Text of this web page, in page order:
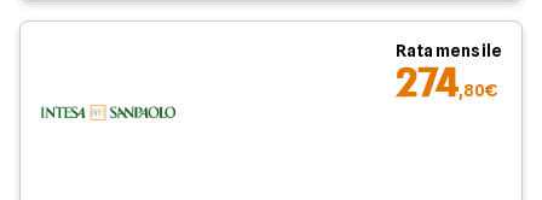
Rata mensile
274,80€